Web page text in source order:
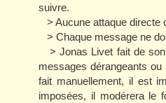
suivre.
> Aucune attaque directe
> Chaque message ne
> Jonas Livet fait de son
messages dérangeants
fait manuellement, il est
imposées, il modérera le